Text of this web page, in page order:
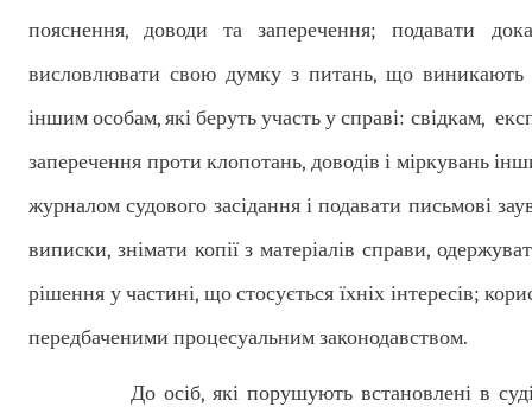
пояснення, доводи та заперечення; подавати
висловлювати свою думку з питань, що виникають
іншим особам, які беруть участь у справі: свідкам,
заперечення проти клопотань, доводів і міркувань
журналом судового засідання і подавати письмові
виписки, знімати копії з матеріалів справи,
рішення у частині, що стосується їхніх інтересів;
передбаченими процесуальним законодавством.
До осіб, які порушують встановлені в суді